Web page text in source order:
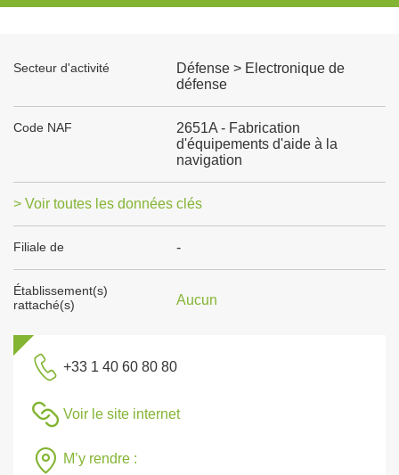
Secteur d'activité
Défense > Electronique de
défense
Code NAF
2651A - Fabrication
d'équipements d'aide à la
navigation
> Voir toutes les données clés
Filiale de -
Établissement(s)
rattaché(s)
Aucun
+33 1 40 60 80 80
Voir le site internet
M’y rendre :